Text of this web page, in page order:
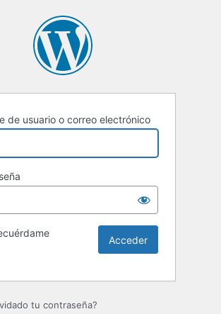
de usuario o correo electrónico
tu contraseña?